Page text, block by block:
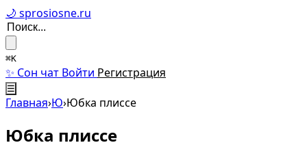
🌙 sprosiosne.ru
⌘K
✨ Сон чат Войти Регистрация
☰
Главная›Ю›Юбка плиссе
Юбка плиссе